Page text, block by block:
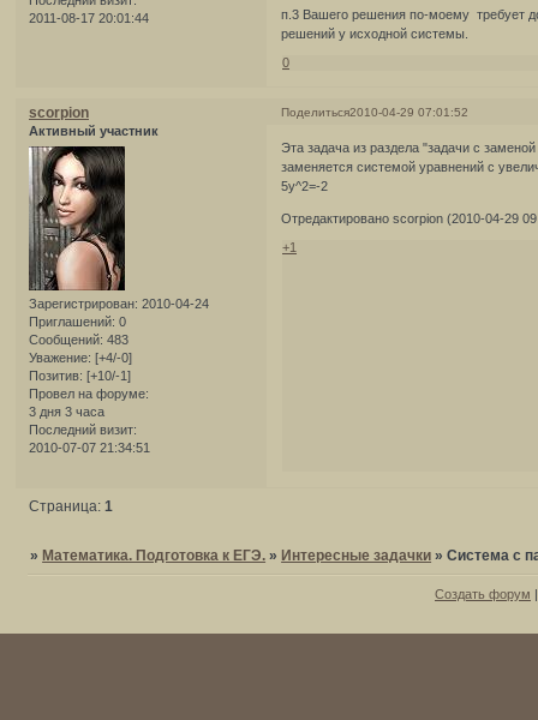
2011-08-17 20:01:44
п.3 Вашего решения по-моему требует
решений у исходной системы.
0
Поделиться2010-04-29 07:01:52
scorpion
Активный участник
Зарегистрирован: 2010-04-24
Приглашений: 0
Сообщений: 483
Уважение: [+4/-0]
Позитив: [+10/-1]
Провел на форуме:
3 дня 3 часа
Последний визит:
2010-07-07 21:34:51
Эта задача из раздела "задачи с
заменяется системой уравнений с
5y^2=-2
Отредактировано scorpion (2010-04-29
+1
Страница: 1
» Математика. Подготовка к ЕГЭ. » Интересные задачки »Система с
Создать форум